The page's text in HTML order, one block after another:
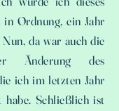
in Ordnung, ein Jahr
da war auch die
Änderung des
ich im letzten Jahr
habe. Schließlich ist